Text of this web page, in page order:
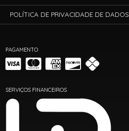
PAGAMENTO
SERVIÇOS FINANCEIROS
POLÍTICA DE PRIVACIDADE DE DADOS